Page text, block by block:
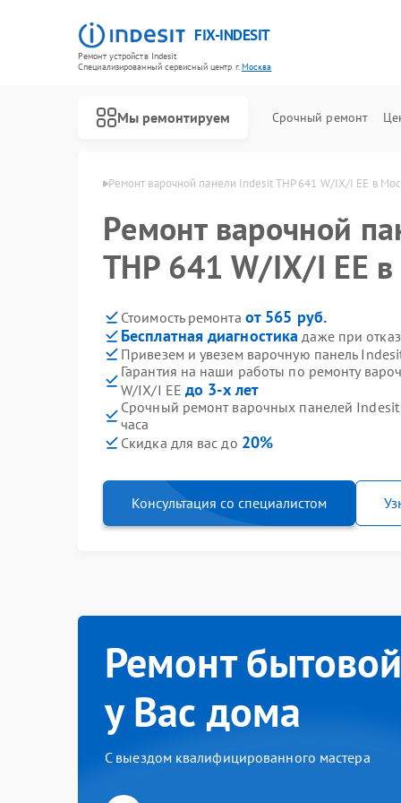
FIX-INDESIT
Ремонт устройств Indesit
Специализированный cервисный центр г.Москва
Мы ремонтируем Срочный ремонт
Ремонт варочной панели Indesit THP 641 W/IX/I EE в
Ремонт варочной
THP 641 W/IX/I EE
Стоимость ремонта от 565 руб.
Бесплатная диагностика даже при
Привезем и увезем варочную панель
Гарантия на наши работы по ремонту
W/IX/I EE до 3-х лет
Срочный ремонт варочных панелей
часа
Скидка для вас до 20%
Консультация со специалистом
Ремонт
у Вас дома
С выездом квалифицированного мастера